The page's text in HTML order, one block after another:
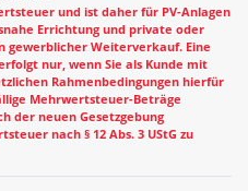
und ist daher für PV-Anlagen
Errichtung und private oder
gewerblicher Weiterverkauf. Eine
nur, wenn Sie als Kunde mit
Rahmenbedingungen hierfür
Mehrwertsteuer-Beträge
der neuen Gesetzgebung
nach § 12 Abs. 3 UStG zu